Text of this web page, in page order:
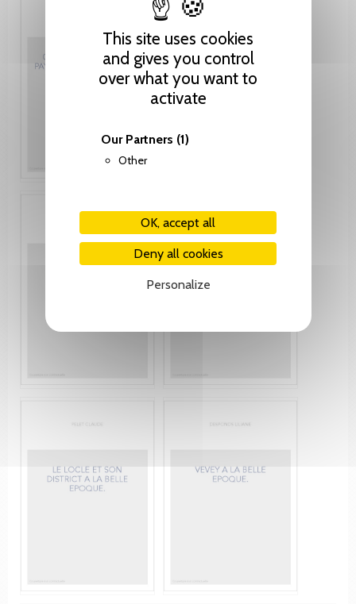
This site uses cookies
and gives you control
over what you want to
activate
Our Partners (1)
Other
OK, accept all
Deny all cookies
Personalize